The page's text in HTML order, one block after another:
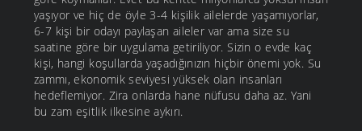
yaşıyor ve hiç de öyle 3-4 kişilik ailelerde yaşamıyorlar,
6-7 kişi bir odayı paylaşan aileler var ama size su
saatine göre bir uygulama getiriliyor. Sizin o evde kaç
kişi, hangi koşullarda yaşadığınızın hiçbir önemi yok. Su
zammı, ekonomik seviyesi yüksek olan insanları
hedeflemiyor. Zira onlarda hane nüfusu daha az. Yani
bu zam eşitlik ilkesine aykırı.